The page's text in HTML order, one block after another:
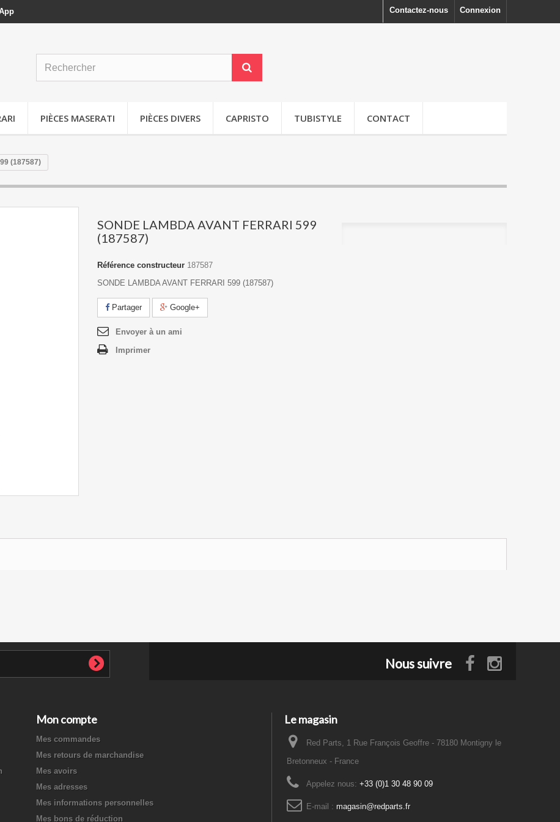
Connexion
Contactez-nous
PIÈCES MASERATI PIÈCES DIVERS CAPRISTO TUBISTYLE CONTACT
(187587)
SONDE LAMBDA AVANT FERRARI 599
(187587)
Référence constructeur 187587
SONDE LAMBDA AVANT FERRARI 599 (187587)
Partager Google+
Envoyer à un ami
Imprimer
Nous suivre
Mon compte
Mes commandes
Mes retours de marchandise
Mes avoirs
Mes adresses
Mes informations personnelles
Mes bons de réduction
Le magasin
Red Parts, 1 Rue François Geoffre - 78180 Montigny le
Bretonneux - France
Appelez nous: +33 (0)1 30 48 90 09
E-mail : magasin@redparts.fr